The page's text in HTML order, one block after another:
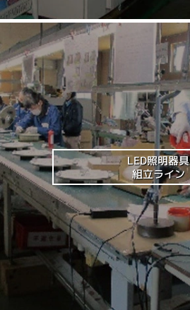
LED照明器具
組立ライン